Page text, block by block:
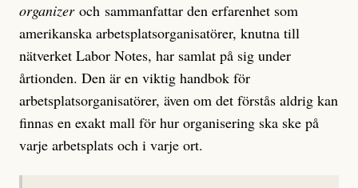
organizer och sammanfattar den erfarenhet som
amerikanska arbetsplatsorganisatörer, knutna till
nätverket Labor Notes, har samlat på sig under
årtionden. Den är en viktig handbok för
arbetsplatsorganisatörer, även om det förstås aldrig kan
finnas en exakt mall för hur organisering ska ske på
varje arbetsplats och i varje ort.